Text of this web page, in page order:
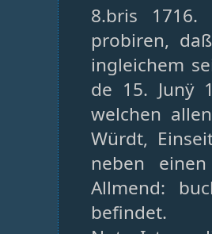
8.bris
probiren,
ingleichem
de 15. Junÿ
welchen
Würdt,
neben
Allmend:
befindet.